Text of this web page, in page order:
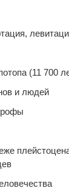
(11 700
и людей